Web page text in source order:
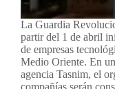
La Guardia
partir del 1 de abril
de empresas
Medio Oriente. En
agencia Tasnim, el
compañías serán